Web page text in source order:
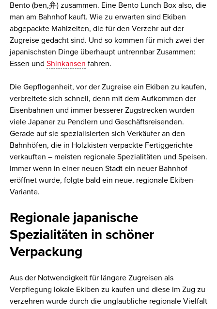
Bento (ben,弁) zusammen. Eine Bento Lunch Box also, die
man am Bahnhof kauft. Wie zu erwarten sind Ekiben
abgepackte Mahlzeiten, die für den Verzehr auf der
Zugreisegedacht sind. Und so kommen für mich zwei der
japanischsten Dinge überhaupt untrennbar Zusammen:
Essen und Shinkansen fahren.
Die Gepflogenheit, vor der Zugreise ein Ekiben zu kaufen,
verbreitete sich schnell, denn mit dem Aufkommen der
Eisenbahnen und immer besserer Zugstrecken wurden
viele Japaner zu Pendlern und Geschäftsreisenden.
Gerade auf sie spezialisierten sich Verkäufer an den
Bahnhöfen, die in Holzkisten verpackte Fertiggerichte
verkauften – meisten regionale Spezialitäten und Speisen.
Immer wenn in einer neuen Stadt ein neuer Bahnhof
eröffnet wurde, folgte bald ein neue, regionale Ekiben-
Variante.
Regionale japanische
Spezialitäten in schöner
Verpackung
Aus der Notwendigkeit für längere Zugreisen als
Verpflegung lokale Ekiben zu kaufen und diese im Zug zu
verzehren wurde durch die unglaubliche regionale Vielfalt